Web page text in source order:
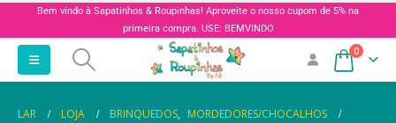
Bem vindo à Sapatinhos & Roupinhas! Aproveite o nosso cupom de 5% na
primeira compra. USE: BEMVINDO
0
LAR LOJA BRINQUEDOS, MORDEDORES/CHOCALHOS